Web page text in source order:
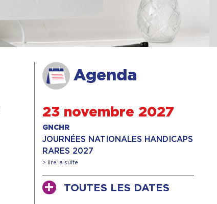
Agenda
23 novembre 2027
GNCHR
JOURNÉES NATIONALES HANDICAPS
RARES 2027
> lire la suite
TOUTES LES DATES